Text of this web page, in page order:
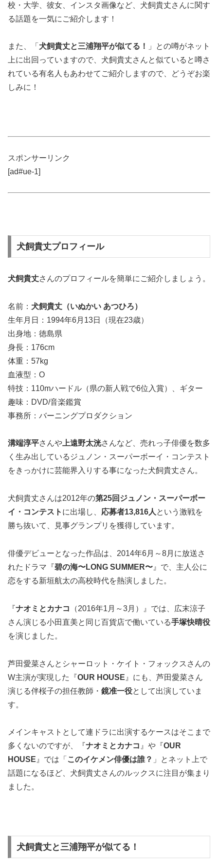
校・大学、彼女、インスタ画像など、犬飼貴丈さんに関す
る話題を一気にご紹介します！
また、「 犬飼貴丈と三浦翔平が似てる！
」との噂がネット
上に出回っていますので、犬飼貴丈さんと似ていると噂さ
れている有名人もあわせてご紹介しますので、どうぞお楽
しみに！
スポンサーリンク
[ad#ue-1]
犬飼貴丈プロフィール
犬飼貴丈さんのプロフィールを簡単にご紹介しましょう。
名前： 犬飼貴丈（いぬかい あつひろ）
生年月日：1994年6月13日（現在23歳）
出身地：徳島県
身長：176cm
体重：57kg
血液型：O
特技：110mハードル（県の新人戦で6位入賞）、ギター
趣味：DVD/音楽鑑賞
事務所：バーニングプロダクション
溝端淳平さんや上遠野太洸さんなど、売れっ子俳優を数多
く生み出しているジュノン・スーパーボーイ・コンテスト
をきっかけに芸能界入りする事になった犬飼貴丈さん。
犬飼貴丈さんは2012年の第25回ジュノン・スーパーボー
イ・コンテスト に出場し、 応募者13,816人 という激戦を
勝ち抜いて、見事グランプリを獲得しています。
俳優デビューとなった作品は、2014年6月～8月に放送さ
れたドラマ『碧の海〜LONG SUMMER〜 』で、主人公に
恋をする新垣航太の高校時代を熱演しました。
『ナオミとカナコ
（2016年1月～3月）』では、広末涼子
さん演じる小田直美と同じ百貨店で働いている手塚快晴役
を演じました。
芦田愛菜さんとシャーロット・ケイト・フォックスさんの
W主演が実現した『OUR HOUSE 』にも、芦田愛菜さん
演じる伴桜子の担任教師・ 鏡准一役として出演していま
す。
メインキャストとして連ドラに出演するケースはそこまで
多くないのですが、『ナオミとカナコ 』や『OUR
HOUSE』では「 このイケメン俳優は誰？ 」とネット上で
話題になるほど、犬飼貴丈さんのルックスに注目が集まり
ました。
犬飼貴丈と三浦翔平が似てる！